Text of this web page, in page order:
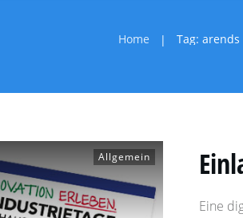
Home | Tag: arends
Allgemein
Eine